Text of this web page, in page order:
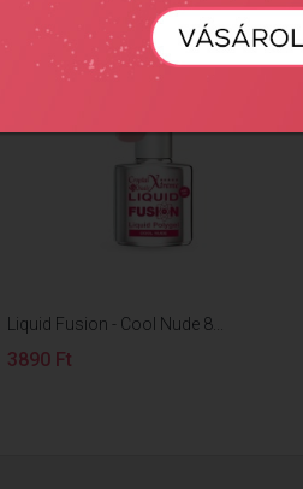
Liquid Fusion - Cool Nude 8...
3890 Ft